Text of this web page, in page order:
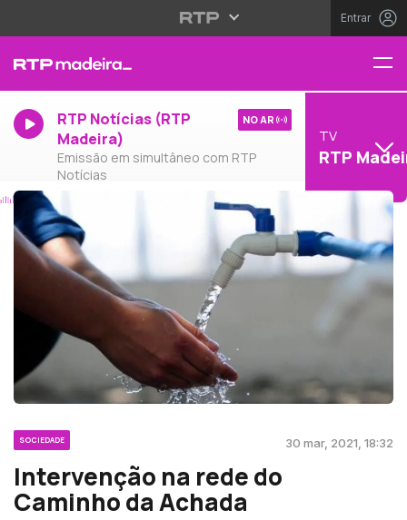
Entrar
RTP Notícias (RTP
Madeira)
Emissão em simultâneo com RTP
Notícias
NO AR
TV
RTP
SOCIEDADE 30 mar, 2021, 18:32
Intervenção na rede do
Caminho da Achada